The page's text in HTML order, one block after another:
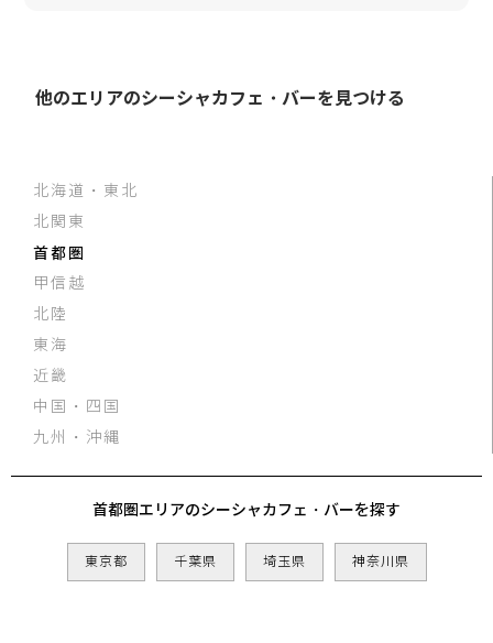
他のエリアのシーシャカフェ・バーを見つける
北海道・東北
北関東
首都圏
甲信越
北陸
東海
近畿
中国・四国
九州・沖縄
首都圏エリアのシーシャカフェ・バーを探す
東京都 千葉県 埼玉県 神奈川県